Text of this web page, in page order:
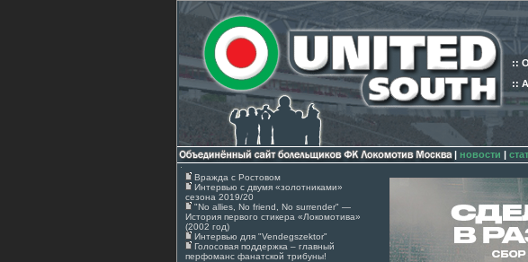
::
::
| новости |
Вражда с Ростовом
Интервью с двумя «золотниками»
сезона 2019/20
"No allies, No friend, No surrender" —
История первого стикера «Локомотива»
(2002 год)
Интервью для "Vendegszektor"
Голосовая поддержка – главный
перфоманс фанатской трибуны!